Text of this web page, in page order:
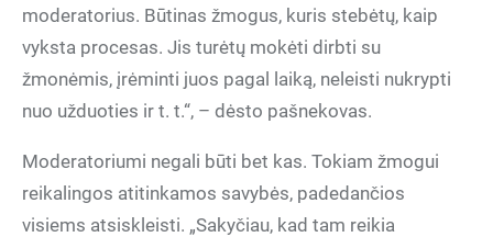
moderatorius. Būtinas žmogus, kuris stebėtų, kaip
vyksta procesas. Jis turėtų mokėti dirbti su
žmonėmis, įrėminti juos pagal laiką, neleisti nukrypti
nuo užduoties ir t. t.“, – dėsto pašnekovas.
Moderatoriumi negali būti bet kas. Tokiam žmogui
reikalingos atitinkamos savybės, padedančios
visiems atsiskleisti. „Sakyčiau, kad tam reikia